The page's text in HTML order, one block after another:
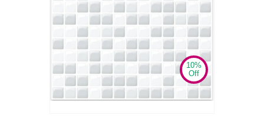
10%
Off